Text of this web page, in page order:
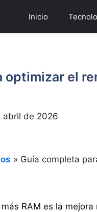
Inicio
optimizar el
abril de 2026
» Guía completa
RAM es la